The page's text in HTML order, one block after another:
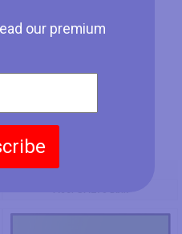
our premium